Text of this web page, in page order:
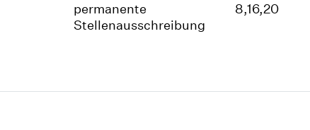
permanente
Stellenausschreibung
8,16,20